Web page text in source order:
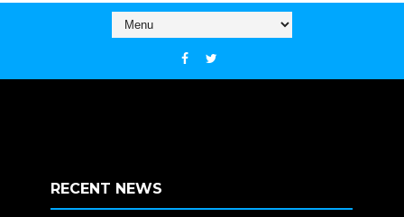
RECENT NEWS